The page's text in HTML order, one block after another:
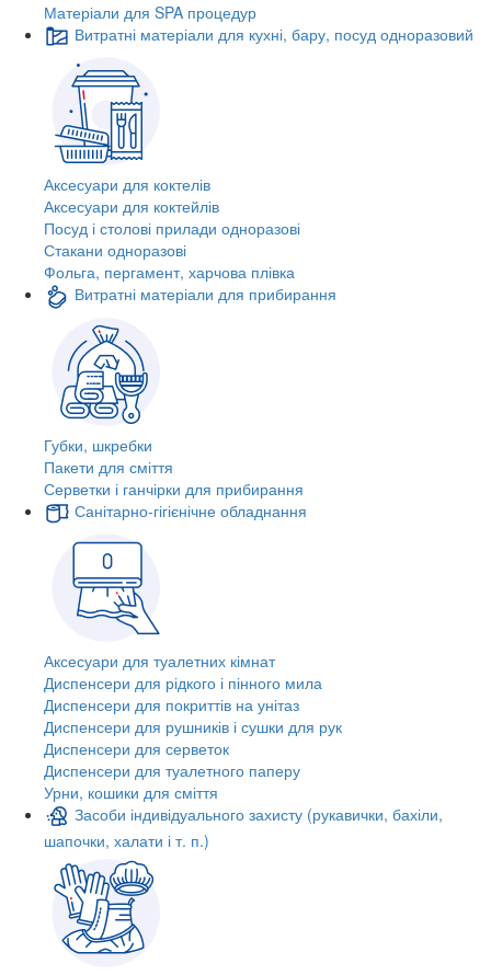
Матеріали для SPA процедур
Витратні матеріали для кухні, бару, посуд одноразовий
Аксесуари для коктелів
Аксесуари для коктейлів
Посуд і столові прилади одноразові
Стакани одноразові
Фольга, пергамент, харчова плівка
Витратні матеріали для прибирання
Губки, шкребки
Пакети для сміття
Серветки і ганчірки для прибирання
Санітарно-гігієнічне обладнання
Аксесуари для туалетних кімнат
Диспенсери для рідкого і пінного мила
Диспенсери для покриттів на унітаз
Диспенсери для рушників і сушки для рук
Диспенсери для серветок
Диспенсери для туалетного паперу
Урни, кошики для сміття
Засоби індивідуального захисту (рукавички, бахіли,
шапочки, халати і т. п.)